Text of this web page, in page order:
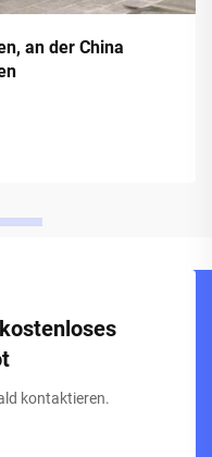
an der China
kontaktieren.